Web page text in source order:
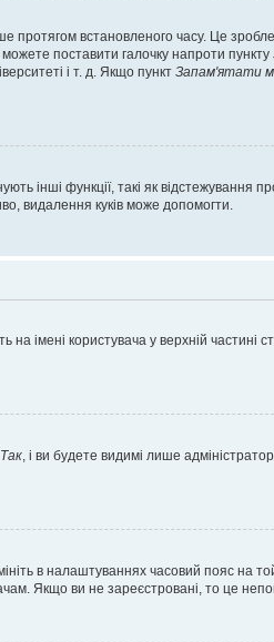
протягом встановленого часу. Це
поставити галочку напроти пункту
і т. д. Якщо пункт Запам'ятати
інші функції, такі як відстежування
видалення куків може допомогти.
імені користувача у верхній частині
Так , і ви будете видимі лише
в налаштуваннях часовий пояс на
Якщо ви не зареєстровані, то це